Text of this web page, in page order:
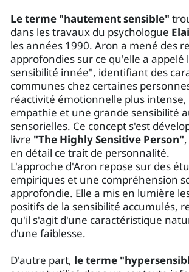
Le terme "hautement sensible"
dans les travaux du psychologue
les années 1990. Aron a mené des
approfondies sur ce qu'elle a appelé
sensibilité innée", identifiant des
communes chez certaines
réactivité émotionnelle plus
empathie et une grande sensibilité
sensorielles. Ce concept s'est
livre "The Highly Sensitive Person"
en détail ce trait de personnalité.
L'approche d'Aron repose sur des
empiriques et une compréhension
approfondie. Elle a mis en lumière
positifs de la sensibilité accumulés,
qu'il s'agit d'une caractéristique
d'une faiblesse.
D'autre part, le terme